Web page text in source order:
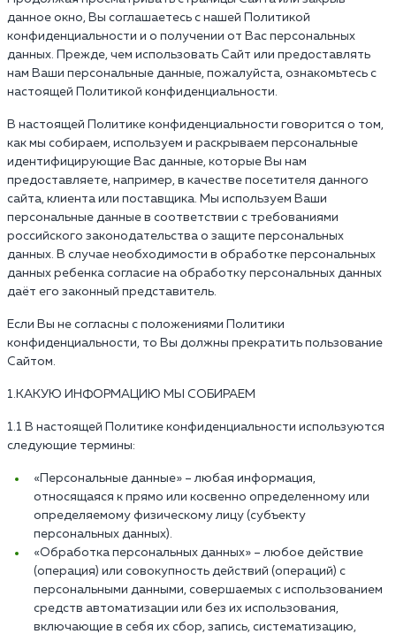
данное окно, Вы соглашаетесь с нашей Политикой
конфиденциальности и о получении от Вас персональных
данных. Прежде, чем использовать Сайт или предоставлять
нам Ваши персональные данные, пожалуйста, ознакомьтесь с
настоящей Политикой конфиденциальности.
В настоящей Политике конфиденциальности говорится о том,
как мы собираем, используем и раскрываем персональные
идентифицирующие Вас данные, которые Вы нам
предоставляете, например, в качестве посетителя данного
сайта, клиента или поставщика. Мы используем Ваши
персональные данные в соответствии с требованиями
российского законодательства о защите персональных
данных. В случае необходимости в обработке персональных
данных ребенка согласие на обработку персональных данных
даёт его законный представитель.
Если Вы не согласны с положениями Политики
конфиденциальности, то Вы должны прекратить пользование
Сайтом.
1.КАКУЮ ИНФОРМАЦИЮ МЫ СОБИРАЕМ
1.1 В настоящей Политике конфиденциальности используются
следующие термины:
«Персональные данные» – любая информация,
относящаяся к прямо или косвенно определенному или
определяемому физическому лицу (субъекту
персональных данных).
«Обработка персональных данных» – любое действие
(операция) или совокупность действий (операций) с
персональными данными, совершаемых с использованием
средств автоматизации или без их использования,
включающие в себя их сбор, запись, систематизацию,